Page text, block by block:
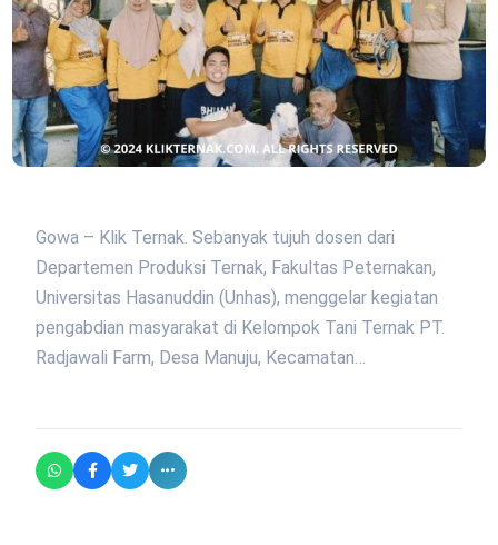
Gowa – Klik Ternak. Sebanyak tujuh dosen dari
Departemen Produksi Ternak, Fakultas Peternakan,
Universitas Hasanuddin (Unhas), menggelar kegiatan
pengabdian masyarakat di Kelompok Tani Ternak PT.
Radjawali Farm, Desa Manuju, Kecamatan…